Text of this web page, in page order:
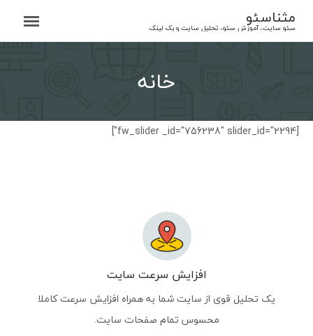
content
مثناسئو
سئو سایت، آموزش سئو، تحلیل سایت و بک لینک
خانه
[fw_slider _id="756238" slider_id="2294"]
افزایش سرعت سایت
یک تحلیل قوی از سایت شما به همراه افزایش سرعت کاملا
محسوس تمام صفحات سایت.